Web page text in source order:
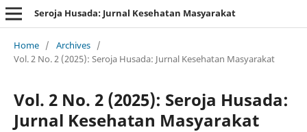
Seroja Husada: Jurnal Kesehatan Masyarakat
Home / Archives /
Vol. 2 No. 2 (2025): Seroja Husada: Jurnal Kesehatan Masyarakat
Vol. 2 No. 2 (2025): Seroja Husada:
Jurnal Kesehatan Masyarakat